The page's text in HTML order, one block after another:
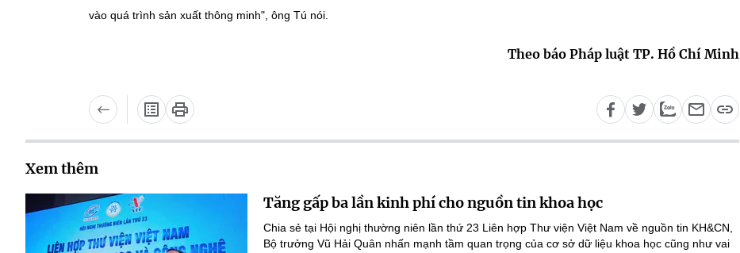
vào quá trình sản xuất thông minh", ông Tú nói.
Theo báo Pháp luật TP. Hồ Chí Minh
Xem thêm
Tăng gấp ba lần kinh phí cho nguồn tin khoa học
Chia sẻ tại Hội nghị thường niên lần thứ 23 Liên hợp Thư viện Việt Nam về nguồn tin KH&CN,
Bộ trưởng Vũ Hải Quân nhấn mạnh tầm quan trọng của cơ sở dữ liệu khoa học cũng như vai